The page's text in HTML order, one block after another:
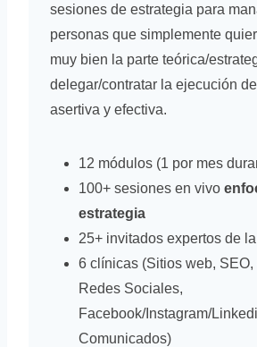
sesiones de estrategia para
personas que simplemente
muy bien la parte teórica/
delegar/contratar la ejecución
asertiva y efectiva.
12 módulos (1 por mes
100+ sesiones en vivo
estrategia
25+ invitados expertos de
6 clínicas (Sitios web, SEO,
Redes Sociales,
Facebook/Instagram/
Comunicados)